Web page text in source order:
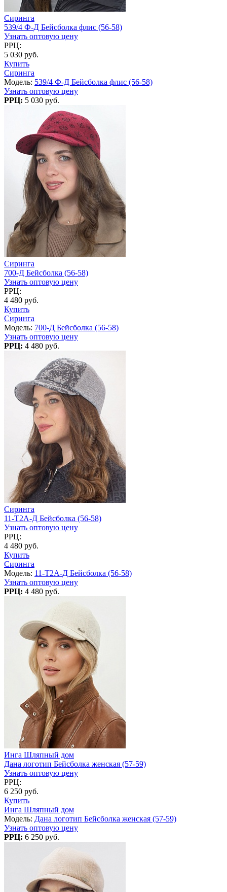
Сиринга
539/4 Ф-Д Бейсболка флис (56-58)
Узнать оптовую цену
РРЦ:
5 030 руб.
Купить
Сиринга
Модель: 539/4 Ф-Д Бейсболка флис (56-58)
Узнать оптовую цену
РРЦ: 5 030 руб.
Сиринга
700-Д Бейсболка (56-58)
Узнать оптовую цену
РРЦ:
4 480 руб.
Купить
Сиринга
Модель: 700-Д Бейсболка (56-58)
Узнать оптовую цену
РРЦ: 4 480 руб.
Сиринга
11-Т2А-Д Бейсболка (56-58)
Узнать оптовую цену
РРЦ:
4 480 руб.
Купить
Сиринга
Модель: 11-Т2А-Д Бейсболка (56-58)
Узнать оптовую цену
РРЦ: 4 480 руб.
Инга Шляпный дом
Дана логотип Бейсболка женская (57-59)
Узнать оптовую цену
РРЦ:
6 250 руб.
Купить
Инга Шляпный дом
Модель: Дана логотип Бейсболка женская (57-59)
Узнать оптовую цену
РРЦ: 6 250 руб.